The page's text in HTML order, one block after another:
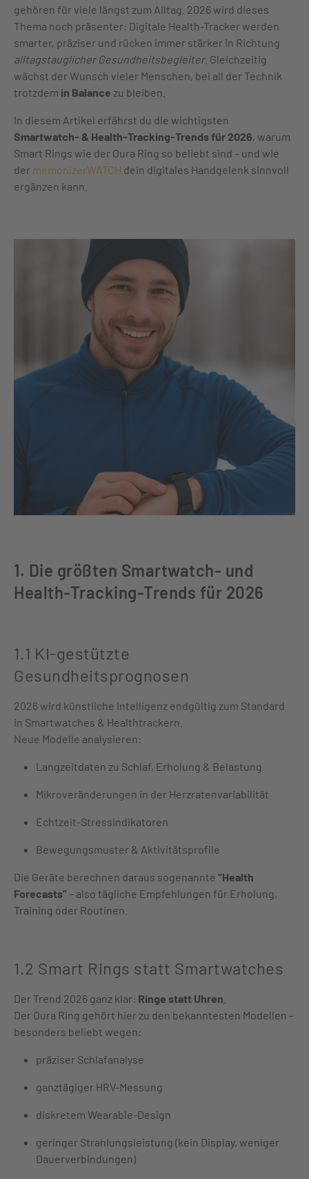
gehören für viele längst zum Alltag. 2026 wird dieses
Thema noch präsenter: Digitale Health-Tracker werden
smarter, präziser und rücken immer stärker in Richtung
alltagstauglicher Gesundheitsbegleiter. Gleichzeitig
wächst der Wunsch vieler Menschen, bei all der Technik
trotzdem in Balance zu bleiben.
In diesem Artikel erfährst du die wichtigsten
Smartwatch- & Health-Tracking-Trends für 2026, warum
Smart Rings wie der Oura Ring so beliebt sind – und wie
der memonizerWATCH dein digitales Handgelenk sinnvoll
ergänzen kann.
1. Die größten Smartwatch- und
Health-Tracking-Trends für 2026
1.1 KI-gestützte
Gesundheitsprognosen
2026 wird künstliche Intelligenz endgültig zum Standard
in Smartwatches & Healthtrackern.
Neue Modelle analysieren:
Langzeitdaten zu Schlaf, Erholung & Belastung
Mikroveränderungen in der Herzratenvariabilität
Echtzeit-Stressindikatoren
Bewegungsmuster & Aktivitätsprofile
Die Geräte berechnen daraus sogenannte “Health
Forecasts” – also tägliche Empfehlungen für Erholung,
Training oder Routinen.
1.2 Smart Rings statt Smartwatches
Der Trend 2026 ganz klar: Ringe statt Uhren
Der Oura Ring gehört hier zu den bekanntesten Modellen –
besonders beliebt wegen:
präziser Schlafanalyse
ganztägiger HRV-Messung
diskretem Wearable-Design
geringer Strahlungsleistung (kein Display, weniger
Dauerverbindungen)